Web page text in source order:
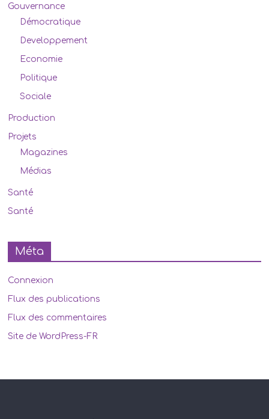
Gouvernance
Démocratique
Developpement
Economie
Politique
Sociale
Production
Projets
Magazines
Médias
Santé
Santé
Méta
Connexion
Flux des publications
Flux des commentaires
Site de WordPress-FR